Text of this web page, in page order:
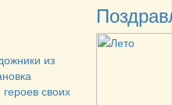
из
своих